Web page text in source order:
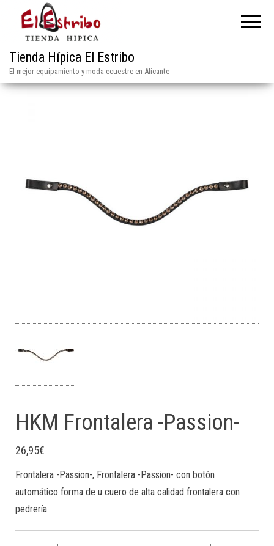
Tienda Hípica El Estribo
El mejor equipamiento y moda ecuestre en Alicante
HKM Frontalera -Passion-
26,95€
Frontalera -Passion-, Frontalera -Passion- con botón
automático forma de u cuero de alta calidad frontalera con
pedrería